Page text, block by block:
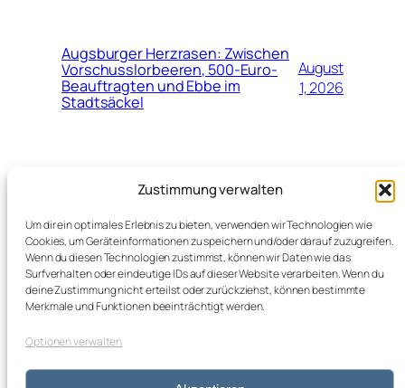
Zustimmung verwalten
Um dir ein optimales Erlebnis zu bieten, verwenden wir Technologien wie
Cookies, um Geräteinformationen zu speichern und/oder darauf zuzugreifen.
Wenn du diesen Technologien zustimmst, können wir Daten wie das
Surfverhalten oder eindeutige IDs auf dieser Website verarbeiten. Wenn du
deine Zustimmung nicht erteilst oder zurückziehst, können bestimmte
Merkmale und Funktionen beeinträchtigt werden.
Optionen verwalten
Augsburger Herzrasen: Zwischen
Vorschusslorbeeren, 500-Euro-
Beauftragten und Ebbe im
Stadtsäckel
August
1, 2026
Neuer Top-Job für Marinko Jurendić
beim Schweizerischen
Fussballverband (SFV)
2026
kleos blog